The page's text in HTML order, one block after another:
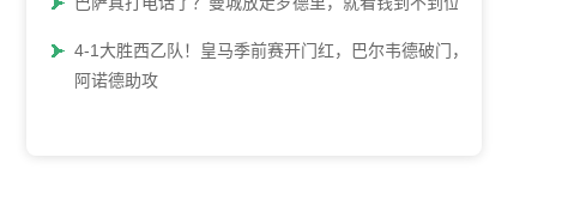
4-1大胜西乙队！皇马季前赛开门红，巴尔韦德破门，
阿诺德助攻